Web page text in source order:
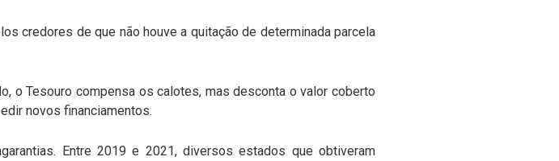
credores de que não houve a quitação de determinada parcela
o Tesouro compensa os calotes, mas desconta o valor coberto
novos financiamentos.
Entre 2019 e 2021, diversos estados que obtiveram